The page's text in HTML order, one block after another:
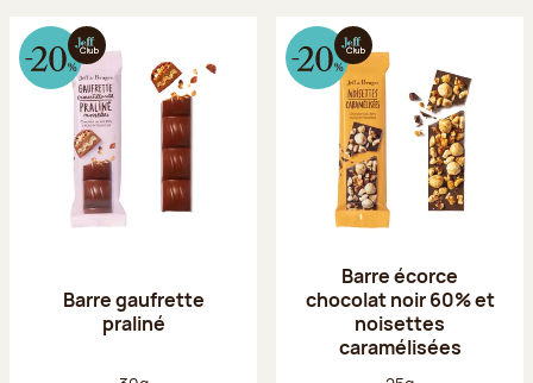
Barre gaufrette
praliné
Barre écorce
chocolat noir 60% et
noisettes
caramélisées